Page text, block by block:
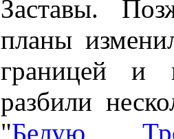
Заставы.
планы
границей и
разбили
"Белую